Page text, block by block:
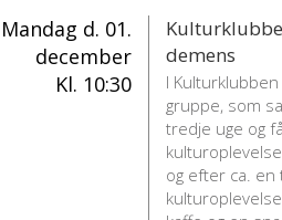
Mandag d. 01.
december
Kl. 10:30
demens
I
gruppe, som
tredje uge og
og efter ca. en